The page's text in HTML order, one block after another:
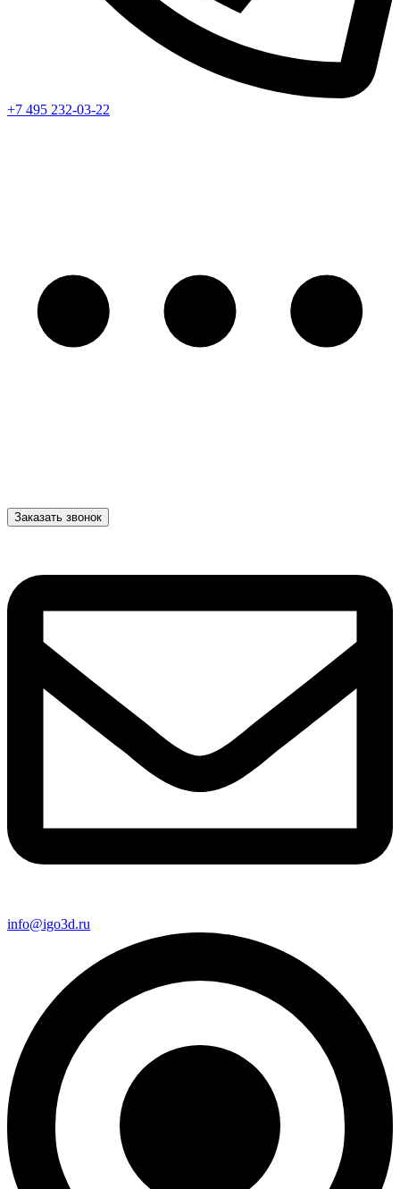
+7 495 232-03-22
Заказать звонок
info@igo3d.ru